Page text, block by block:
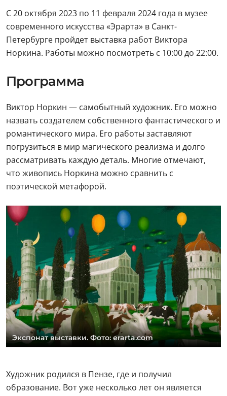
С 20 октября 2023 по 11 февраля 2024 года в музее
современного искусства «Эрарта» в Санкт-
Петербурге пройдет выставка работ Виктора
Норкина. Работы можно посмотреть с 10:00 до 22:00.
Программа
Виктор Норкин — самобытный художник. Его можно
назвать создателем собственного фантастического и
романтического мира. Его работы заставляют
погрузиться в мир магического реализма и долго
рассматривать каждую деталь. Многие отмечают,
что живопись Норкина можно сравнить с
поэтической метафорой.
Экспонат выставки. Фото: erarta.com
Художник родился в Пензе, где и получил
образование. Вот уже несколько лет он является